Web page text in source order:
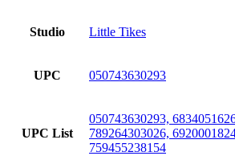
Studio Little Tikes
UPC 050743630293
UPC List
050743630293,
789264303026,
759455238154